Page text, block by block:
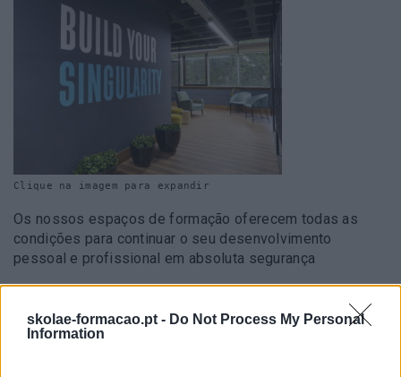
skolae-formacao.pt - Do Not Process My Personal
Information
Clique na imagem para expandir
Os nossos espaços de formação oferecem todas as
condições para continuar o seu desenvolvimento
pessoal e profissional em absoluta segurança
7 horas
Não se esqueça desubscrever o blog RhBizze de nos